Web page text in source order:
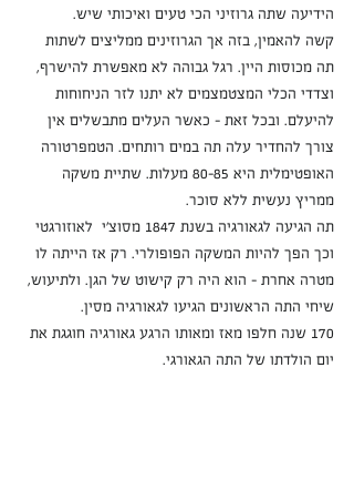
הידיעה שתה גרוזיני הכי טעים ואיכותי שיש.
קשה להאמין, בזה אך הגרוזינים ממליצים לשתות
תה מכוסות היין. רגל גבוהה לא מאפשרת להישרף,
וצדדי הכלי המצטמצמים לא יתנו לזר הניחוחות
להיעלם. ובכל זאת - כאשר העלים מתבשלים אין
צורך להחדיר עלה תה במים רותחים. הטמפרטורה
האופטימלית היא 80-85 מעלות. שתיית משקה
ממריץ נעשית ללא סוכר.
תה הגיעה לגאורגיה בשנת 1847 מסוצ'י  לאוזורגטי
וכך הפך להיות המשקה הפופולרי. רק אז הייתה לו
מטרה אחרת - הוא היה רק ​​קישוט של הגן. ולתיעוש,
שיחי התה הראשונים הגיעו לגאורגיה מסין.
170 שנה חלפו מאז ומאותו הרגע גאורגיה חוגגת את
יום הולדתו של התה הגאורגי.